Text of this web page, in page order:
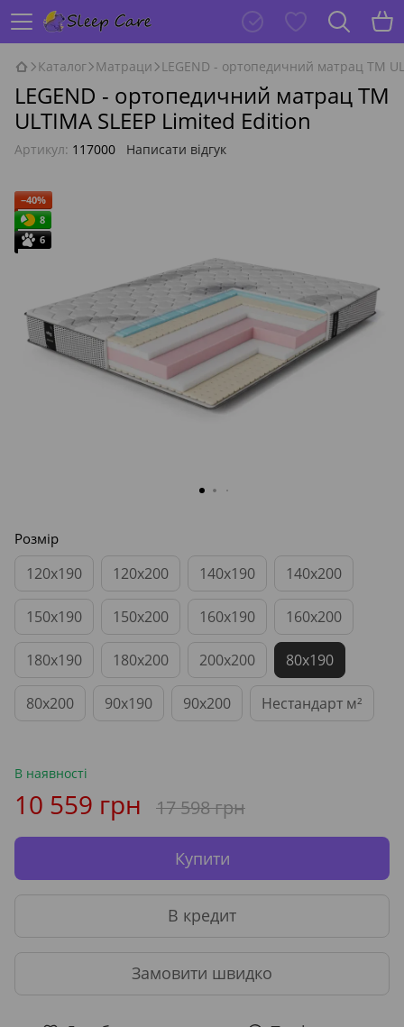
Каталог Матраци LEGEND - ортопедичний матрац ТМ
LEGEND - ортопедичний матрац ТМ
ULTIMA SLEEP Limited Edition
Артикул: 117000 Написати відгук
−40%
8
6
Розмір
120x190 120x200 140x190 140x200
150x190 150x200 160x190 160x200
180x190 180x200 200x200 80x190
80x200 90x190 90x200 Нестандарт м²
В наявності
10 559 грн 17 598 грн
Купити
В кредит
Замовити швидко